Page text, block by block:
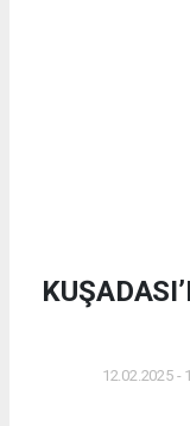
12.02.2025 -